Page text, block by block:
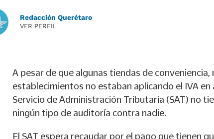
Redacción Querétaro
VER PERFIL
A pesar de que algunas tiendas de
establecimientos no estaban aplicando el IVA en
Servicio de Administración Tributaria (SAT) no
ningún tipo de auditoría contra nadie.
El SAT espera recaudar por el pago que tienen